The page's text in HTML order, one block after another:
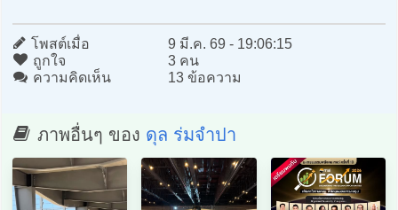
โพสต์เมื่อ
9 มี.ค. 69 - 19:06:15
ถูกใจ
3 คน
ความคิดเห็น
13 ข้อความ
ภาพอื่นๆ ของ ดุล ร่มจำปา